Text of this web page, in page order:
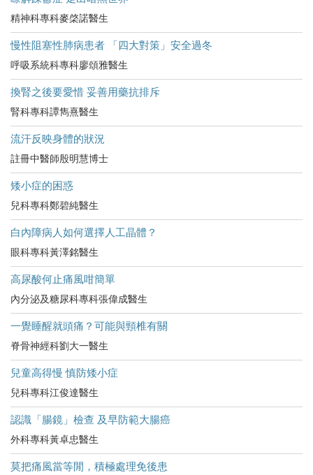
精神科專科麥棨諾醫生
慢性阻塞性肺病患者 「四大對策」安全過冬
呼吸系統科專科廖頌雅醫生
換腎之後要愛惜 妥善用藥抗排斥
腎科專科譚雋熹醫生
流汗反映身體的狀況
註冊中醫師殷明慧博士
矮小症的困惑
兒科專科鄭碧純醫生
白內障病人如何選擇人工晶體？
眼科專科黃澤銘醫生
高尿酸何止痛風咁簡單
內分泌及糖尿科專科張偉成醫生
一覺睡醒就頭痛？可能與頸椎有關
脊骨神經科劉大一醫生
兒童高得慢 慎防矮小症
兒科專科江俊達醫生
認識「腸鏡」檢查 及早防範大腸癌
外科專科黃卓忠醫生
莫把痛風當等閒，積極處理免後患